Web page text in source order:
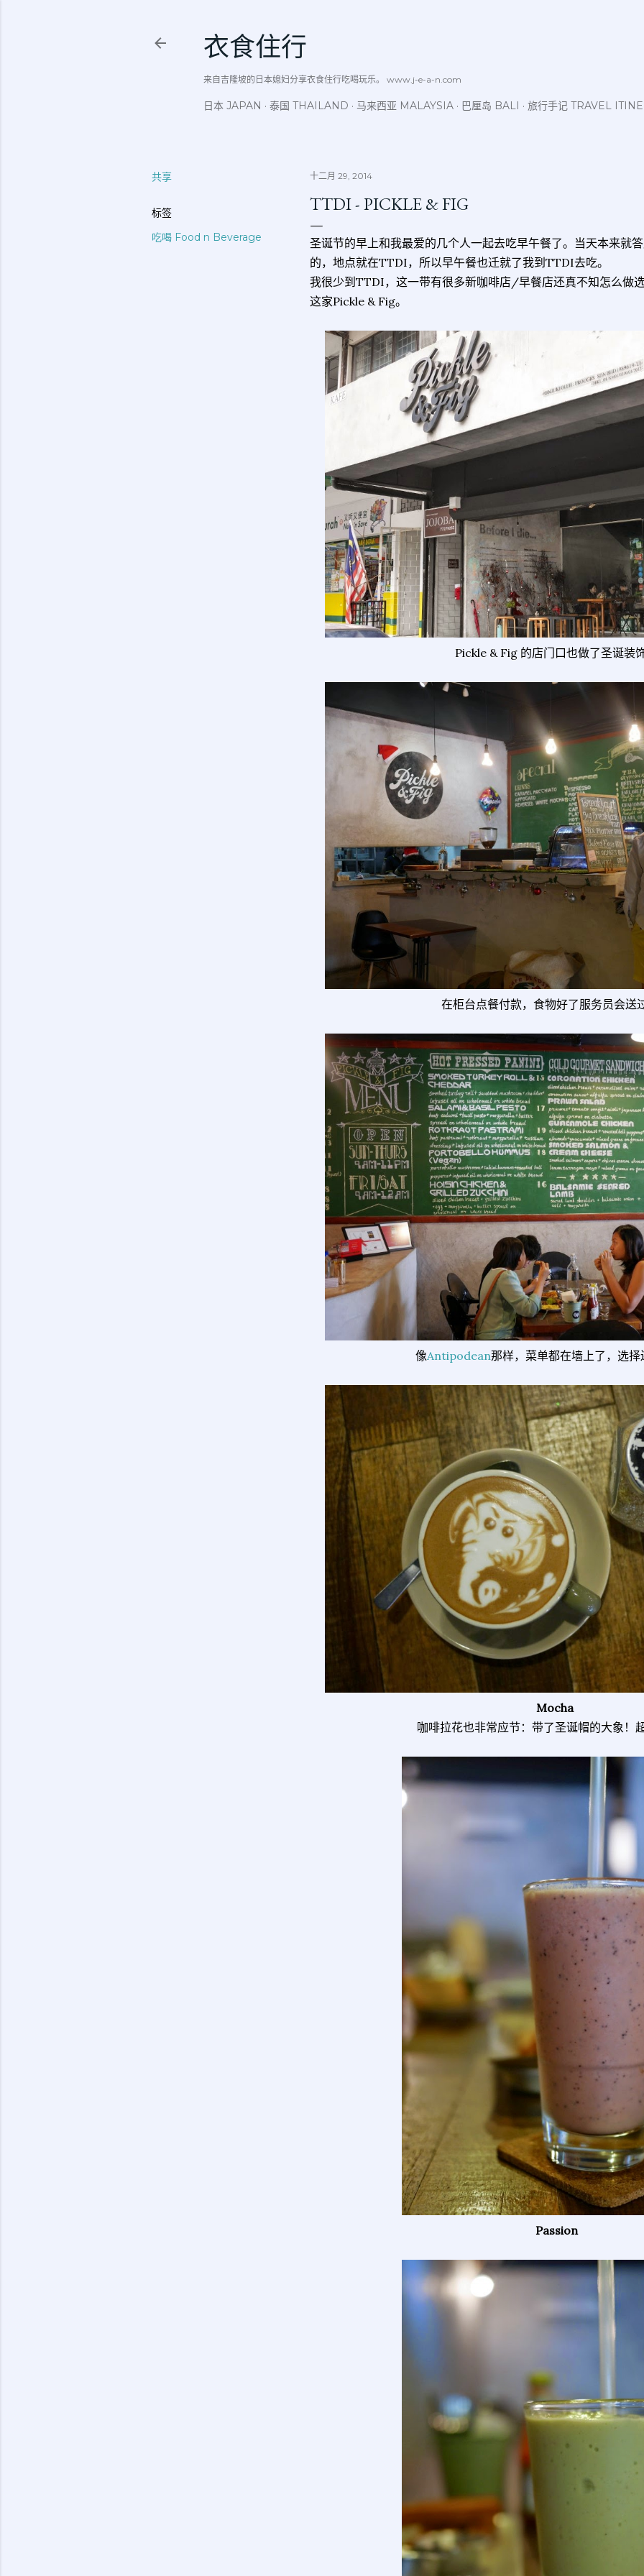
衣食住行
来自吉隆坡的日本媳妇分享衣食住行吃喝玩乐。 www.j-e-a-n.com
日本 JAPAN 泰国 THAILAND 马来西亚 MALAYSIA 巴厘岛 BALI 旅行手记 TRAVEL
共享
标签
吃喝 Food n Beverage
十二月 29, 2014
TTDI - PICKLE & FIG
圣诞节的早上和我最爱的几个人一起去吃早午餐了。当天本来就
的，地点就在TTDI，所以早午餐也迁就了我到TTDI去吃。
我很少到TTDI，这一带有很多新咖啡店/早餐店还真不知怎么做
这家Pickle & Fig。
Pickle & Fig 的店门口也做了圣诞装
在柜台点餐付款，食物好了服务员会送
像Antipodean那样，菜单都在墙上了，选择
Mocha
咖啡拉花也非常应节：带了圣诞帽的大象！
Passion